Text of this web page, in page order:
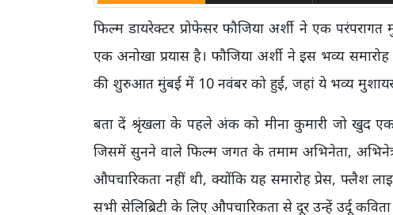
फिल्म डायरेक्टर प्रोफेसर फौजिया अर्शी ने एक
एक अनोखा प्रयास है। फौजिया अर्शी ने इस भव्य
की शुरुआत मुंबई में 10 नवंबर को हुई, जहां ये भव्य
बता दें श्रृंखला के पहले अंक को मीना कुमारी जो खुद एक
जिसमें सुनने वाले फिल्म जगत के तमाम अभिनेता,
औपचारिकता नहीं थी, क्योंकि यह समारोह प्रेस, फ्लैश
सभी सेलिब्रिटी के लिए औपचारिकता से दूर उन्हें उर्दू